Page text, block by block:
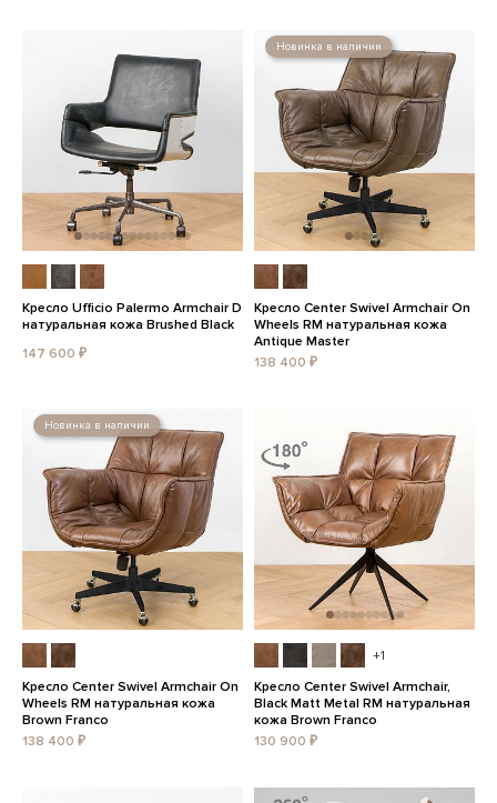
Кресло Ufficio Palermo Armchair D
натуральная кожа Brushed Black
147 600 ₽
Новинка в наличии
Кресло Center Swivel Armchair On
Wheels RM натуральная кожа
Antique Master
138 400 ₽
Новинка в наличии
Кресло Center Swivel Armchair On
Wheels RM натуральная кожа
Brown Franco
138 400 ₽
+1
Кресло Center Swivel Armchair,
Black Matt Metal RM натуральная
кожа Brown Franco
130 900 ₽